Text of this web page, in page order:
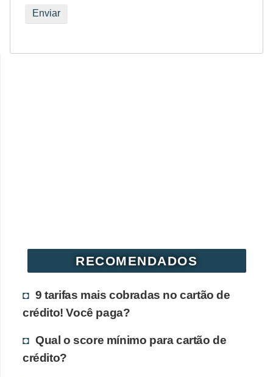
RECOMENDADOS
9 tarifas mais cobradas no cartão de
crédito! Você paga?
Qual o score mínimo para cartão de
crédito?